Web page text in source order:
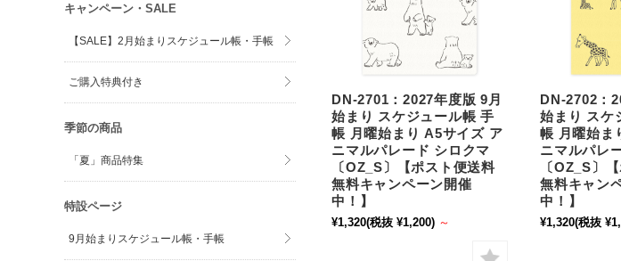
DN-2701：2027年度版 9月
始まり スケジュール帳 手
帳 月曜始まり A5サイズ ア
ニマルパレード シロクマ
〔OZ_S〕【ポスト便送料
無料キャンペーン開催
中！】
¥1,320(税抜 ¥1,200) ～
DN-2702：
始まり スケ
帳 月曜始ま
ニマルパレ
〔OZ_S〕
無料キャン
中！】
¥1,320(税抜
キャンペーン・SALE
【SALE】2月始まりスケジュール帳・手帳
ご購入特典付き
季節の商品
「夏」商品特集
特設ページ
9月始まりスケジュール帳・手帳